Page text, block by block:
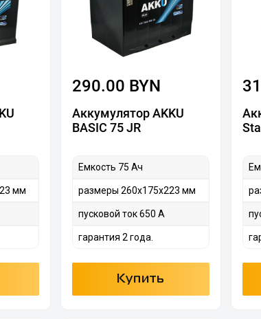
мм
290.00 BYN
Аккумулятор AKKU
BASIC 75 JR
Емкость 75 Ач
размеры 260х175х223 мм
пусковой ток 650 А
гарантия 2 года.
Купить